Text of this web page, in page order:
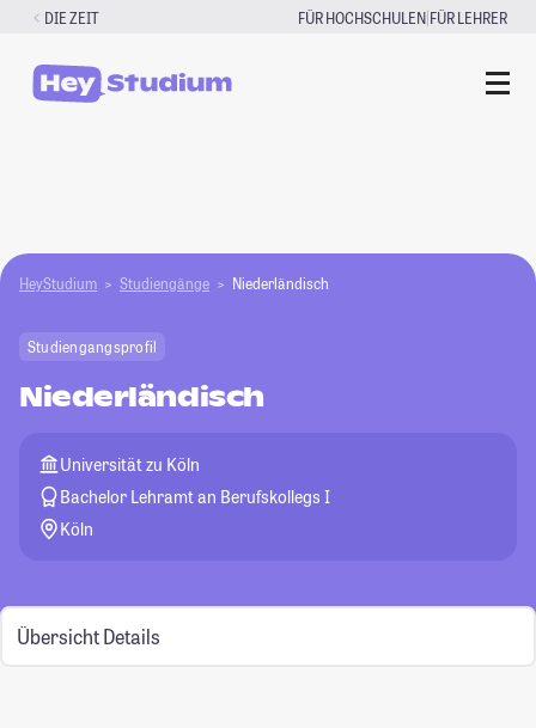
Zum
springen
DIE ZEIT FÜR HOCHSCHULEN|FÜR LEHRER
HeyStudium Studiengänge Niederländisch
Studiengangsprofil
Niederländisch
Universität zu Köln
Bachelor Lehramt an Berufskollegs I
Köln
Übersicht Details